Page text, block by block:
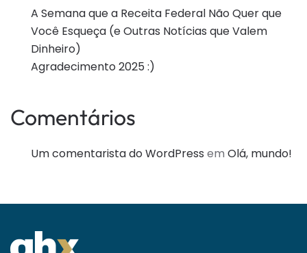
A Semana que a Receita Federal Não Quer que
Você Esqueça (e Outras Notícias que Valem
Dinheiro)
Agradecimento 2025 :)
Comentários
Um comentarista do WordPress em Olá, mundo!